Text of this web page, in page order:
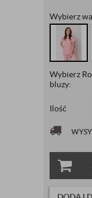
Wybierz
Wybierz
bluzy:
Ilość